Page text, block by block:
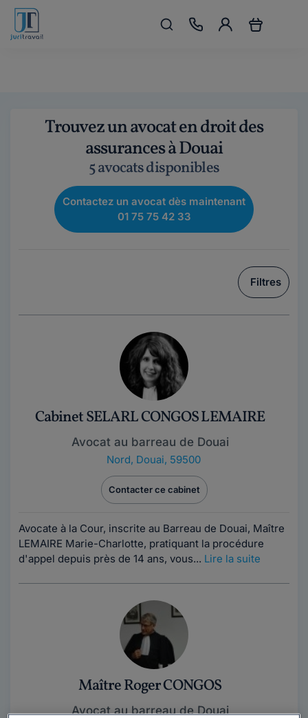
Trouvez un avocat en droit des
assurances à Douai
5 avocats disponibles
Contactez un avocat dès maintenant
01 75 75 42 33
Filtres
Cabinet SELARL CONGOS LEMAIRE
Avocat au barreau de Douai
Nord, Douai, 59500
Contacter ce cabinet
Avocate à la Cour, inscrite au Barreau de Douai, Maître
LEMAIRE Marie-Charlotte, pratiquant la procédure
d'appel depuis près de 14 ans, vous... Lire la suite
Maître Roger CONGOS
Avocat au barreau de Douai